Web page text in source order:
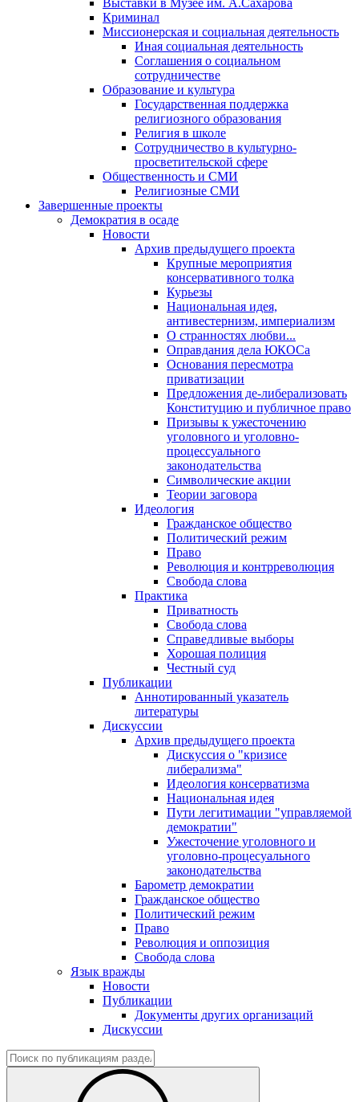
Выставки в Музее им. А.Сахарова
Криминал
Миссионерская и социальная деятельность
Иная социальная деятельность
Соглашения о социальном
сотрудничестве
Образование и культура
Государственная поддержка
религиозного образования
Религия в школе
Сотрудничество в культурно-
просветительской сфере
Общественность и СМИ
Религиозные СМИ
Завершенные проекты
Демократия в осаде
Новости
Архив предыдущего проекта
Крупные мероприятия
консервативного толка
Курьезы
Национальная идея,
антивестернизм, империализм
О странностях любви...
Оправдания дела ЮКОСа
Основания пересмотра
приватизации
Предложения де-либерализовать
Конституцию и публичное право
Призывы к ужесточению
уголовного и уголовно-
процессуального
законодательства
Символические акции
Теории заговора
Идеология
Гражданское общество
Политический режим
Право
Революция и контрреволюция
Свобода слова
Практика
Приватность
Свобода слова
Справедливые выборы
Хорошая полиция
Честный суд
Публикации
Аннотированный указатель
литературы
Дискуссии
Архив предыдущего проекта
Дискуссия о "кризисе
либерализма"
Идеология консерватизма
Национальная идея
Пути легитимации "управляемой
демократии"
Ужесточение уголовного и
уголовно-процесуального
законодательства
Барометр демократии
Гражданское общество
Политический режим
Право
Революция и оппозиция
Свобода слова
Язык вражды
Новости
Публикации
Документы других организаций
Дискуссии